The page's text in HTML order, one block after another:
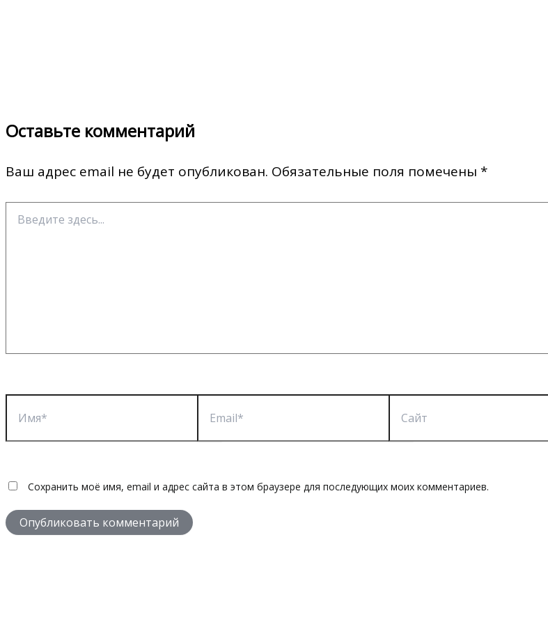
Оставьте комментарий
Ваш адрес email не будет опубликован. Обязательные поля помечены *
здесь...
Имя* Email* Сайт
Сохранить моё имя, email и адрес сайта в этом браузере для последующих моих комментариев.